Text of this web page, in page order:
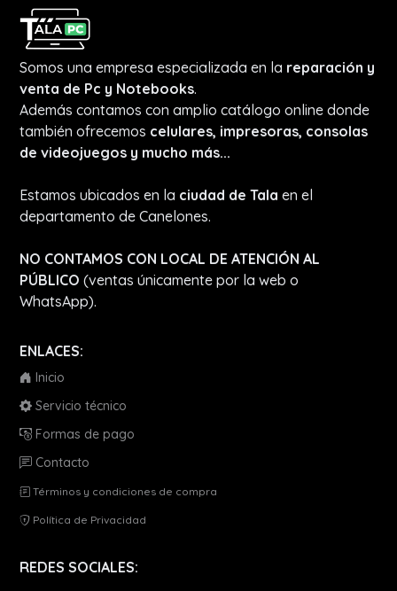
Somos una empresa especializada en la reparación y
venta de Pc y Notebooks.
Además contamos con amplio catálogo online donde
también ofrecemos celulares, impresoras, consolas
de videojuegos y mucho más...
Estamos ubicados en la ciudad de Tala en el
departamento de Canelones.
NO CONTAMOS CON LOCAL DE ATENCIÓN AL
PÚBLICO (ventas únicamente por la web o
WhatsApp).
ENLACES:
Inicio
Servicio técnico
Formas de pago
Contacto
Términos y condiciones de compra
Política de Privacidad
REDES SOCIALES: